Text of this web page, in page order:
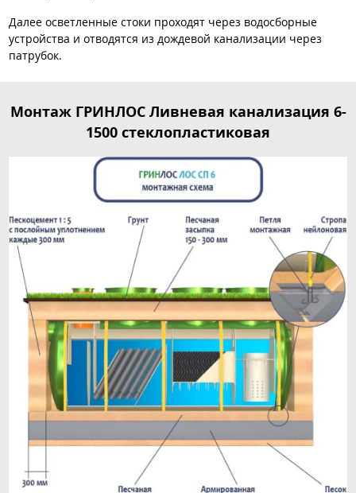
Далее осветленные стоки проходят через водосборные
устройства и отводятся из дождевой канализации через
патрубок.
Монтаж ГРИНЛОС Ливневая канализация 6-
1500 стеклопластиковая